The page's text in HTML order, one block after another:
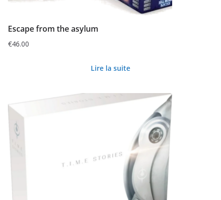
Escape from the asylum
€46.00
Lire la suite